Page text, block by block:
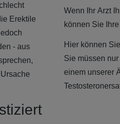
Erektile
- aus
Wenn Ihr Arzt
können Sie
Hier können
Sie müssen
einem unserer